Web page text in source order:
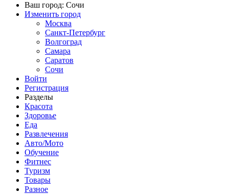
Ваш город: Сочи
Изменить город
Москва
Санкт-Петербург
Волгоград
Самара
Саратов
Сочи
Войти
Регистрация
Разделы
Красота
Здоровье
Еда
Развлечения
Авто/Мото
Обучение
Фитнес
Туризм
Товары
Разное